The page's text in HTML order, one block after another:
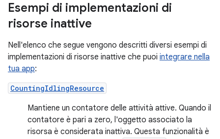
Esempi di implementazioni di
risorse inattive
Nell'elenco che segue vengono descritti diversi esempi di
implementazioni di risorse inattive che puoi integrare nella
tua app:
CountingIdlingResource
Mantiene un contatore delle attività attive. Quando il
contatore è pari a zero, l'oggetto associato la
risorsa è considerata inattiva. Questa funzionalità è